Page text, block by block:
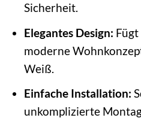
Sicherheit.
Elegantes Design:
moderne
Weiß.
Einfache Installation:
unkomplizierte